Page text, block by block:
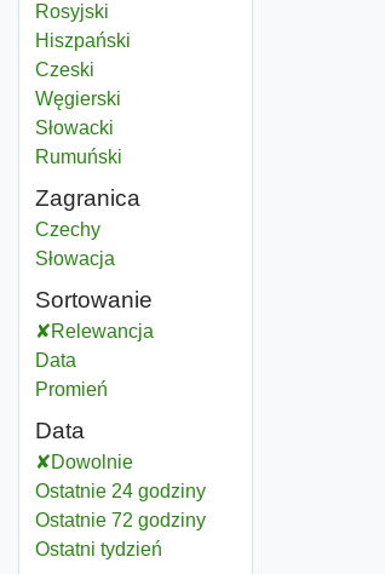
Rosyjski
Hiszpański
Czeski
Węgierski
Słowacki
Rumuński
Zagranica
Marketing market communication
Czechy
Marketing market communication
Słowacja
Sortowanie
Relewancja
Data
Promień
Data
Dowolnie
Ostatnie 24 godziny
Ostatnie 72 godziny
Ostatni tydzień